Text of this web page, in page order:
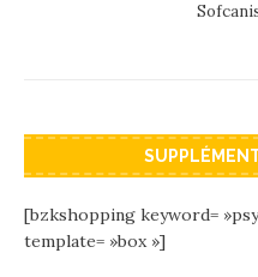
[bzkshopping keyword=
template= »box »]